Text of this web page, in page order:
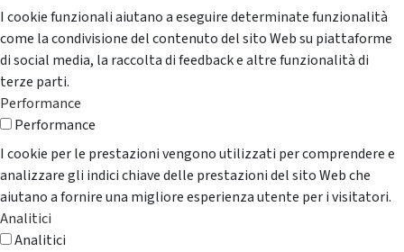
I cookie funzionali aiutano a eseguire determinate funzionalità
come la condivisione del contenuto del sito Web su piattaforme
di social media, la raccolta di feedback e altre funzionalità di
terze parti.
Performance
Performance
I cookie per le prestazioni vengono utilizzati per comprendere e
analizzare gli indici chiave delle prestazioni del sito Web che
aiutano a fornire una migliore esperienza utente per i visitatori.
Analitici
Analitici